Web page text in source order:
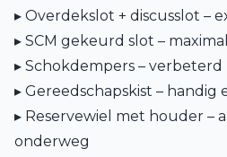
▸ Overdekslot + discusslot –
▸ SCM gekeurd slot –
▸ Schokdempers –
▸ Gereedschapskist –
▸ Reservewiel met houder –
onderweg